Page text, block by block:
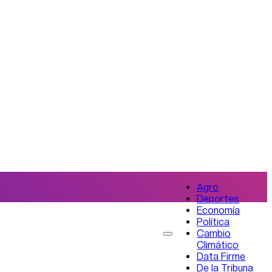
Agro
Deportes
Economía
Política
Cambio
Climático
Data Firme
De la Tribuna